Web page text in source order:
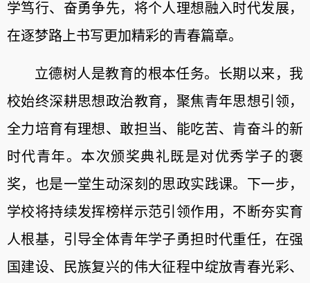
学笃行、奋勇争先，将个人理想融入时代发展，
在逐梦路上书写更加精彩的青春篇章。
立德树人是教育的根本任务。长期以来，我
校始终深耕思想政治教育，聚焦青年思想引领，
全力培育有理想、敢担当、能吃苦、肯奋斗的新
时代青年。本次颁奖典礼既是对优秀学子的褒
奖，也是一堂生动深刻的思政实践课。下一步，
学校将持续发挥榜样示范引领作用，不断夯实育
人根基，引导全体青年学子勇担时代重任，在强
国建设、民族复兴的伟大征程中绽放青春光彩、